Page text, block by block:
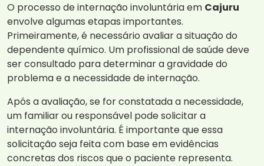
O processo de internação involuntária em Cajuru
envolve algumas etapas importantes.
Primeiramente, é necessário avaliar a situação do
dependente químico. Um profissional de saúde deve
ser consultado para determinar a gravidade do
problema e a necessidade de internação.
Após a avaliação, se for constatada a necessidade,
um familiar ou responsável pode solicitar a
internação involuntária. É importante que essa
solicitação seja feita com base em evidências
concretas dos riscos que o paciente representa.